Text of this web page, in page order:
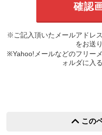
※ご記入頂いたメールアドレ
をお送
※Yahoo!メールなどのフリー
ォルダに入
この